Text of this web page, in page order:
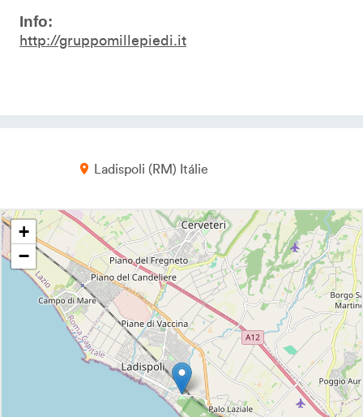
Info:
http://gruppomillepiedi.it
Ladispoli RM Itálie
+
−